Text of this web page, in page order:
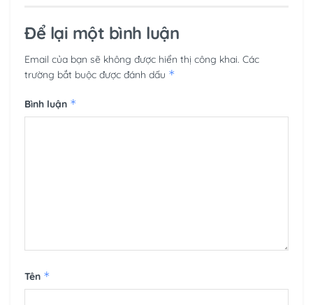
Để lại một bình luận
Email của bạn sẽ không được hiển thị công khai. Các
trường bắt buộc được đánh dấu *
Bình luận *
Tên *